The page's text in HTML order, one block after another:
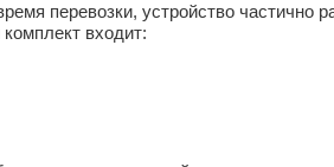
перевозки, устройство частично
входит: